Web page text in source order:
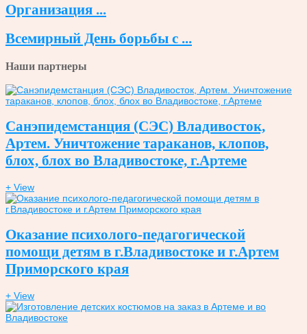
Организация ...
Всемирный День борьбы с ...
Наши партнеры
Санэпидемстанция (СЭС) Владивосток,
Артем. Уничтожение тараканов, клопов,
блох, блох во Владивостоке, г.Артеме
+ View
Оказание психолого-педагогической
помощи детям в г.Владивостоке и г.Артем
Приморского края
+ View